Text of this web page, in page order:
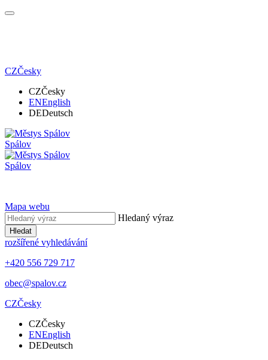
CZČesky
CZČesky
ENEnglish
DEDeutsch
Spálov
Spálov
Mapa webu
Hledaný výraz
Hledat
rozšířené vyhledávání
+420 556 729 717
obec@spalov.cz
CZČesky
CZČesky
ENEnglish
DEDeutsch